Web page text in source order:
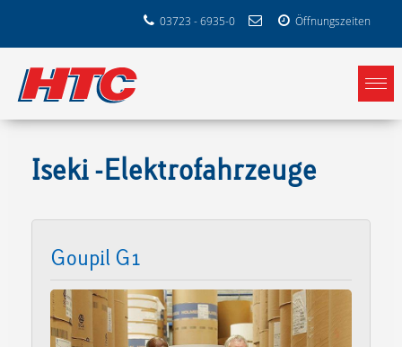
03723 - 6935-0 Öffnungszeiten
Iseki -Elektrofahrzeuge
Goupil G1